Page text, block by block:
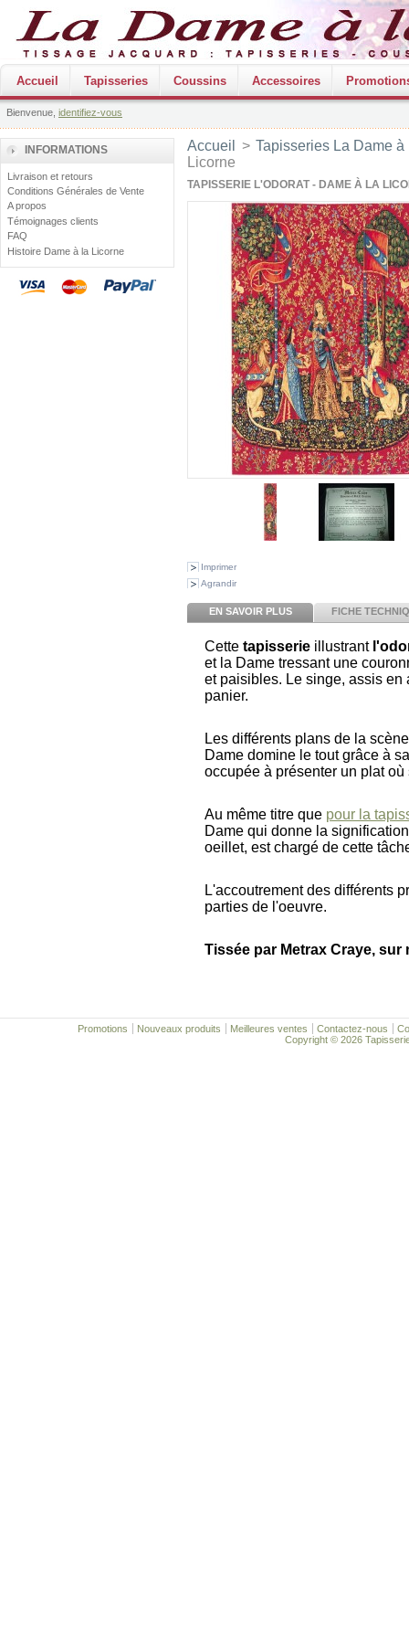
Accueil Tapisseries Coussins Accessoires
Bienvenue, identifiez-vous
INFORMATIONS
Livraison et retours
Conditions Générales de Vente
A propos
Témoignages clients
FAQ
Histoire Dame à la Licorne
Accueil > Tapisseries La Dame à
Licorne
TAPISSERIE L'ODORAT - DAME À LA
Imprimer
Agrandir
EN SAVOIR PLUS FICHE
Cette tapisserie illustrant
et la Dame tressant une
et paisibles. Le singe, assis
panier.
Les différents plans de la
Dame domine le tout grâce à
occupée à présenter un plat
Au même titre que pour la
Dame qui donne la
oeillet, est chargé de cette
L'accoutrement des différents
parties de l'oeuvre.
Tissée par Metrax Craye,
Promotions Nouveaux produits Meilleures ventes Contactez-nous
Copyright © 2026